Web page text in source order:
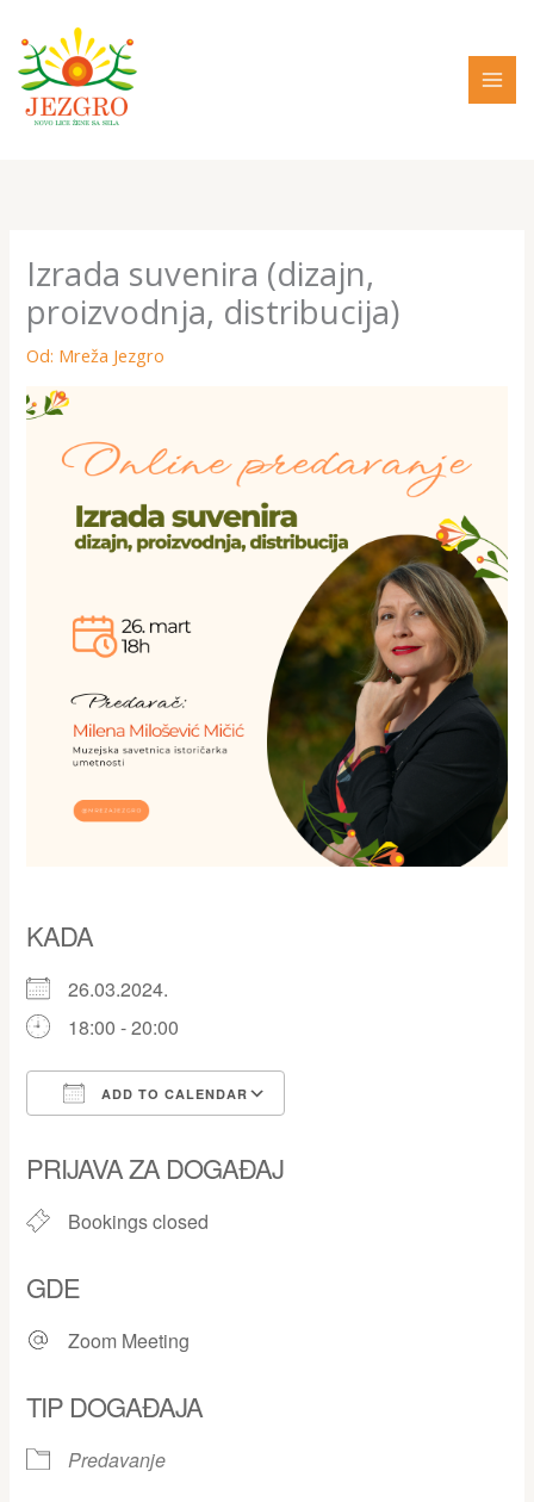
sadržaj
Izrada suvenira (dizajn,
proizvodnja, distribucija)
Od: Mreža Jezgro
KADA
26.03.2024.
18:00 - 20:00
ADD TO CALENDAR
PRIJAVA ZA DOGAĐAJ
Bookings closed
GDE
Zoom Meeting
TIP DOGAĐAJA
Predavanje